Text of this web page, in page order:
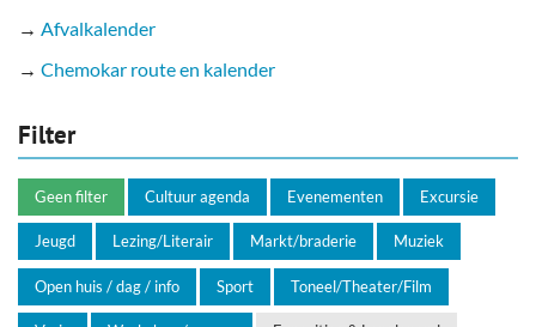
→ Afvalkalender
→ Chemokar route en kalender
Filter
Geen filter Cultuur agenda Evenementen Excursie
Jeugd Lezing/Literair Markt/braderie Muziek
Open huis / dag / info Sport Toneel/Theater/Film